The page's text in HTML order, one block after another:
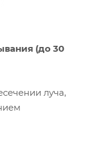
(до 30
луча,